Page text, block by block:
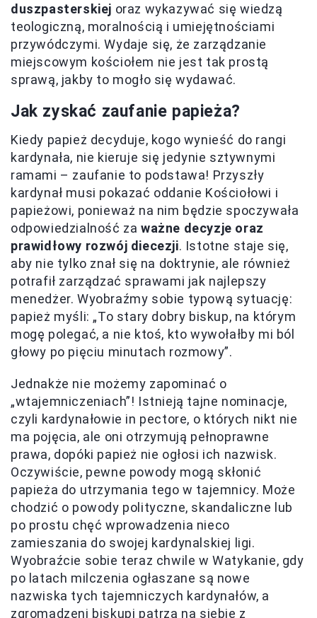
duszpasterskiej oraz wykazywać się wiedzą
teologiczną, moralnością i umiejętnościami
przywódczymi. Wydaje się, że zarządzanie
miejscowym kościołem nie jest tak prostą
sprawą, jakby to mogło się wydawać.
Jak zyskać zaufanie papieża?
Kiedy papież decyduje, kogo wynieść do rangi
kardynała, nie kieruje się jedynie sztywnymi
ramami – zaufanie to podstawa! Przyszły
kardynał musi pokazać oddanie Kościołowi i
papieżowi, ponieważ na nim będzie spoczywała
odpowiedzialność zaważne decyzje oraz
prawidłowy rozwój diecezji. Istotne staje się,
aby nie tylko znał się na doktrynie, ale również
potrafił zarządzać sprawami jak najlepszy
menedżer. Wyobraźmy sobie typową sytuację:
papież myśli: „To stary dobry biskup, na którym
mogę polegać, a nie ktoś, kto wywołałby mi ból
głowy po pięciu minutach rozmowy”.
Jednakże nie możemy zapominać o
„wtajemniczeniach”! Istnieją tajne nominacje,
czyli kardynałowie in pectore, o których nikt nie
ma pojęcia, ale oni otrzymują pełnoprawne
prawa, dopóki papież nie ogłosi ich nazwisk.
Oczywiście, pewne powody mogą skłonić
papieża do utrzymania tego w tajemnicy. Może
chodzić o powody polityczne, skandaliczne lub
po prostu chęć wprowadzenia nieco
zamieszania do swojej kardynalskiej ligi.
Wyobraźcie sobie teraz chwile w Watykanie, gdy
po latach milczenia ogłaszane są nowe
nazwiska tych tajemniczych kardynałów, a
zgromadzeni biskupi patrzą na siebie z